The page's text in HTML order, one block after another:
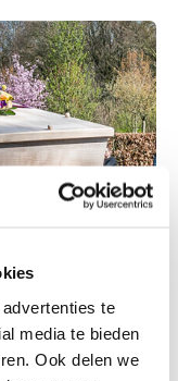
te
media te bieden
Ook delen we